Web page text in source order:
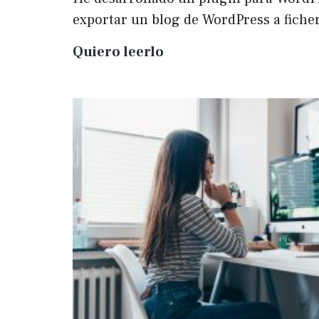
exportar un blog de WordPress a
Quiero leerlo
exportar
WP
a
Markdown